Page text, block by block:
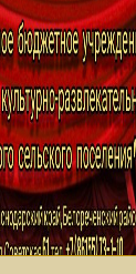
МЕНЮ